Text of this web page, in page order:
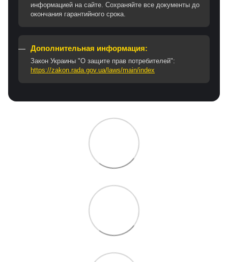
информацией на сайте. Сохраняйте все документы до
окончания гарантийного срока.
Дополнительная информация:
Закон Украины "О защите прав потребителей":
https://zakon.rada.gov.ua/laws/main/index